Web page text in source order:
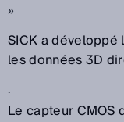
»
SICK a
les données 3D
.
Le capteur CMOS